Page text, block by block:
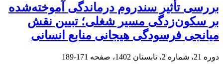
بررسی تأثیر سندروم درماندگی آموخته‌شده
بر سکون‌زدگی مسیر شغلی؛ تبیین نقش
میانجی فرسودگی هیجانی منابع انسانی
دوره 21، شماره 2، تابستان 1402، صفحه 171-189